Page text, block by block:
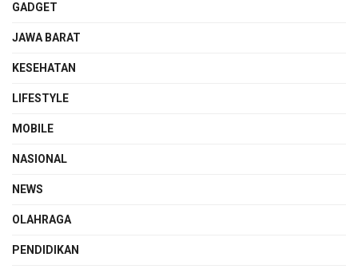
GADGET
JAWA BARAT
KESEHATAN
LIFESTYLE
MOBILE
NASIONAL
NEWS
OLAHRAGA
PENDIDIKAN